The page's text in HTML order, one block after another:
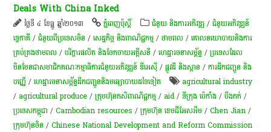
Deals With China Inked
ថ្ងៃទី ៤ ខែធ្នូ ឆ្នាំ២០១៣ ភ្នំពេញប៉ុស្តិ៍ ជំនួយ និងការអភិវឌ្ឍ /ជំនួយអភិវឌ្ឍន៍
ទ្វេភាគី /ជំនួយពីប្រទេសចិន /សេដ្ឋកិច្ច និងពាណិជ្ជកម្ម /ថាមពល /គោលនយោបាយ​និង​ការ
គ្រប់គ្រង​ថាមពល /បរិក្ខារផលិត និងចែកចាយអគ្គីសនី /ហេដ្ឋារចនាសម្ព័ន្ធ /ប្រទេសដែល
មិនមែនជាសមាជិកគណៈកម្មាធិការជំនួយអភិវឌ្ឍន៍ ឌីអេស៊ី /ផ្លូវដី និងស្ពាន /ការដឹកជញ្ជូន និង
បញ្ញើ /ហេដ្ឋារចនាសម្ព័ន្ធដឹកជញ្ជូននិងមធ្យោបាយដទៃទៀត
agricultural industry
/agricultural produce /​ក្រុមហ៊ុន​កសិពាណិជ្ជកម្ម /aid /ទីក្រុង ប៉េកាំង /បឹងកក់ /
ប្រទេសកម្ពុជា /Cambodian resources /ក្រុមហ៊ុន ខេមជីអែសអឹម /Chen Jian /
ក្រុមហ៊ុន​ចិន /Chinese National Development and Reform Commission